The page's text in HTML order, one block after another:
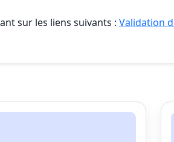
sur les liens suivants : Validation